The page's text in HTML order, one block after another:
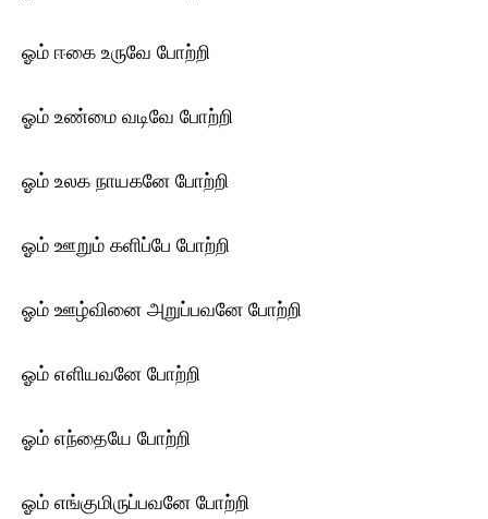
ஓம் ஈகை உருவே போற்றி
ஓம் உண்மை வடிவே போற்றி
ஓம் உலக நாயகனே போற்றி
ஓம் ஊறும் களிப்பே போற்றி
ஓம் ஊழ்வினை அறுப்பவனே போற்றி
ஓம் எளியவனே போற்றி
ஓம் எந்தையே போற்றி
ஓம் எங்குமிருப்பவனே போற்றி